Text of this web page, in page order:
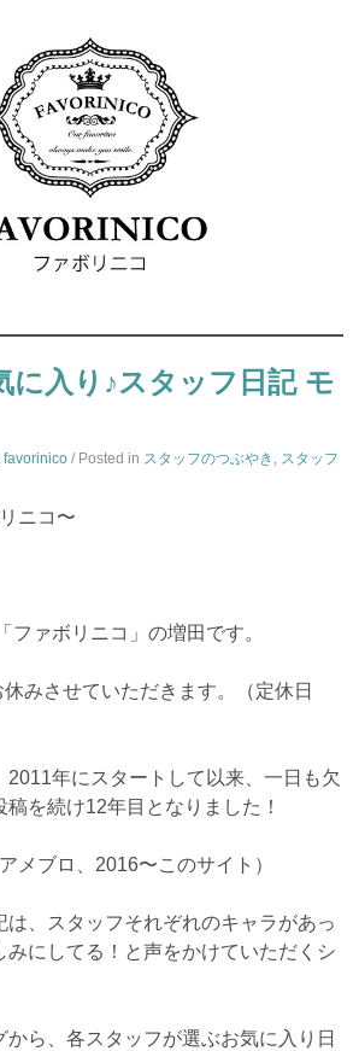
に入り♪スタッフ日記 モ
favorinico / Posted in スタッフのつぶやき , スタッフ
ニコ〜
ファボリニコ」の増田です。
休みさせていただきます。（定休日
2011年にスタートして以来、一日も欠
を続け12年目となりました！
メブロ、2016〜このサイト）
は、スタッフそれぞれのキャラがあっ
みにしてる！と声をかけていただくシ
から、各スタッフが選ぶお気に入り日